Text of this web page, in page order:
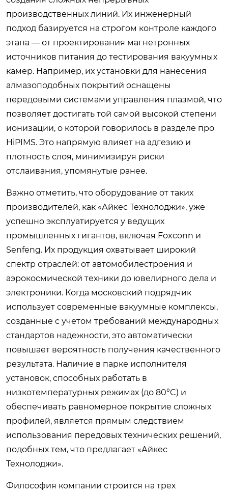
производственных линий. Их инженерный
подход базируется на строгом контроле каждого
этапа — от проектирования магнетронных
источников питания до тестирования вакуумных
камер. Например, их установки для нанесения
алмазоподобных покрытий оснащены
передовыми системами управления плазмой, что
позволяет достигать той самой высокой степени
ионизации, о которой говорилось в разделе про
HiPIMS. Это напрямую влияет на адгезию и
плотность слоя, минимизируя риски
отслаивания, упомянутые ранее.
Важно отметить, что оборудование от таких
производителей, как «Айкес Технолоджи», уже
успешно эксплуатируется у ведущих
промышленных гигантов, включая Foxconn и
Senfeng. Их продукция охватывает широкий
спектр отраслей: от автомобилестроения и
аэрокосмической техники до ювелирного дела и
электроники. Когда московский подрядчик
использует современные вакуумные комплексы,
созданные с учетом требований международных
стандартов надежности, это автоматически
повышает вероятность получения качественного
результата. Наличие в парке исполнителя
установок, способных работать в
низкотемпературных режимах (до 80°C) и
обеспечивать равномерное покрытие сложных
профилей, является прямым следствием
использования передовых технических решений,
подобных тем, что предлагает «Айкес
Технолоджи».
Философия компании строится на трех